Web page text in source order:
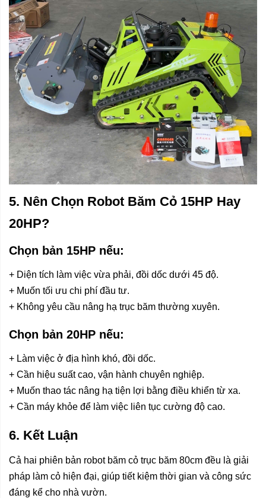
5. Nên Chọn Robot Băm Cỏ 15HP Hay
20HP?
Chọn bản 15HP nếu:
+ Diện tích làm việc vừa phải, đồi dốc dưới 45 độ.
+ Muốn tối ưu chi phí đầu tư.
+ Không yêu cầu nâng hạ trục băm thường xuyên.
Chọn bản 20HP nếu:
+ Làm việc ở địa hình khó, đồi dốc.
+ Cần hiệu suất cao, vận hành chuyên nghiệp.
+ Muốn thao tác nâng hạ tiện lợi bằng điều khiển từ xa.
+ Cần máy khỏe để làm việc liên tục cường độ cao.
6. Kết Luận
Cả hai phiên bản robot băm cỏ trục băm 80cm đều là giải
pháp làm cỏ hiện đại, giúp tiết kiệm thời gian và công sức
đáng kể cho nhà vườn.